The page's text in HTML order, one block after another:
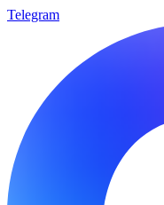
Telegram